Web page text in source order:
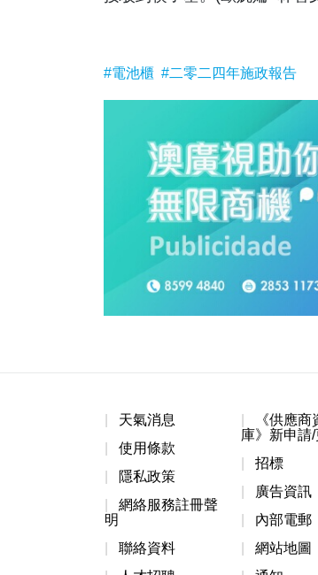
#電池櫃 #二零二四年施政報告
天氣消息
使用條款
隱私政策
網絡服務註冊聲
明
聯絡資料
《供應商
庫》新申請
招標
廣告資訊
內部電郵
網站地圖